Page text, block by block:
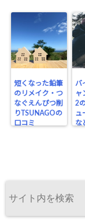
短くなった鉛筆
のリメイク・つ
なぐえんぴつ削
りTSUNAGOの
口コミ
バ
ャ
2
ュ
な